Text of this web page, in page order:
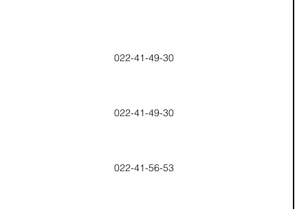
022-41-49-30
022-41-49-30
022-41-56-53